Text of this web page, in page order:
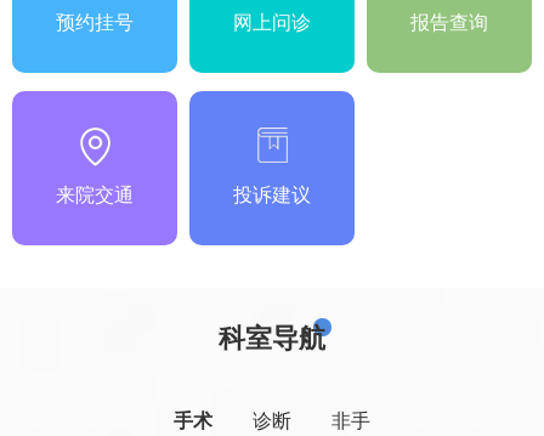
预约挂号 网上问诊 报告查询
来院交通 投诉建议
科室导航
手术
诊断
非手